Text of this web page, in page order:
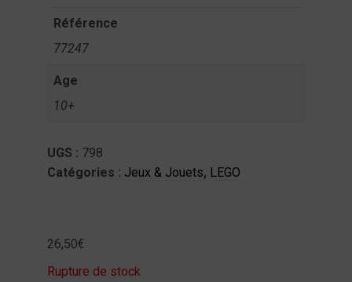
Référence
77247
Age
10+
UGS : 798
Catégories : Jeux & Jouets, LEGO
26,50€
Rupture de stock